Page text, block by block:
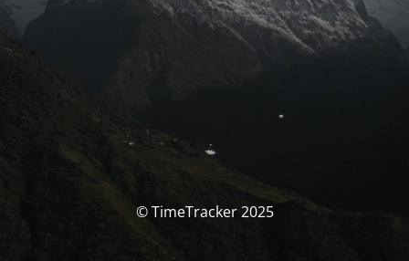
© TimeTracker 2025